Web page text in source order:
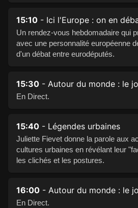
15:10 - Ici l'Europe : on en
Un rendez-vous hebdomadaire qui
avec une personnalité européenne
d'un débat entre eurodéputés.
15:30 - Autour du monde : le
En Direct.
15:40 - Légendes urbaines
Juliette Fievet donne la parole aux
cultures urbaines en révélant leur
les clichés et les postures.
16:00 - Autour du monde : le
En Direct.